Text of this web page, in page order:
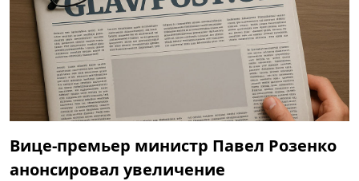
Вице-премьер министр Павел Розенко
анонсировал увеличение